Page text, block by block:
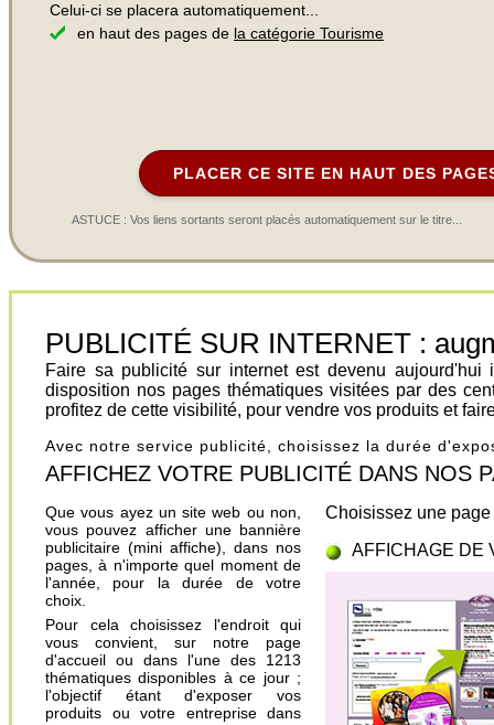
Celui-ci se placera automatiquement...
en haut des pages de la catégorie Tourisme
PLACER CE SITE EN HAUT DES
ASTUCE : Vos liens sortants seront placés automatiquement sur le titre...
PUBLICITÉ SUR INTERNET :
Faire sa publicité sur internet est devenu
disposition nos pages thématiques visitées par des
profitez de cette visibilité, pour vendre vos produits et
Avec notre service publicité, choisissez la durée
AFFICHEZ VOTRE PUBLICITÉ DANS NOS
Que vous ayez un site web ou non,
vous pouvez afficher une bannière
publicitaire (mini affiche), dans nos
pages, à n'importe quel moment de
l'année, pour la durée de votre
choix.
Pour cela choisissez l'endroit qui
vous convient, sur notre page
d'accueil ou dans l'une des 1213
thématiques disponibles à ce jour ;
l'objectif étant d'exposer vos
produits ou votre entreprise dans
Choisissez une
AFFICHAGE DE